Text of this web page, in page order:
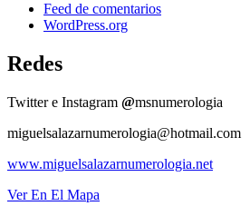
Feed de comentarios
WordPress.org
Redes
Twitter e Instagram @msnumerologia
miguelsalazarnumerologia@hotmail.com
www.miguelsalazarnumerologia.net
Ver En El Mapa